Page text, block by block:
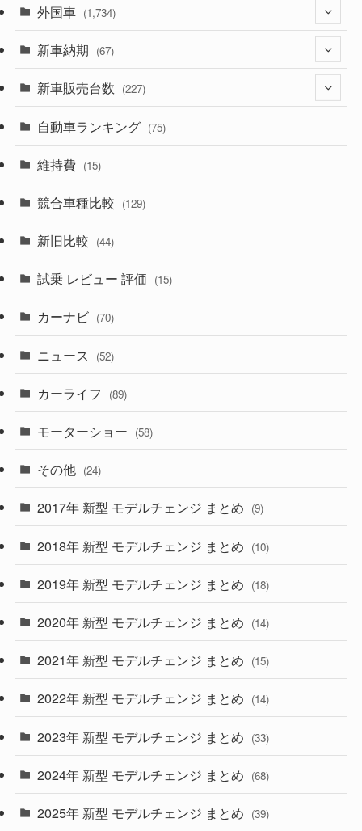
(1,321)
(329)
(526)
(357)
(328)
(194)
(230)
(253)
外国車 (1,734)
(242)
(85)
(84)
(14)
(222)
(50)
(43)
(6)
(9)
(30)
(27)
(58)
(28)
(27)
(26)
(10)
(35)
(10)
(9)
(22)
(4)
(9)
新車納期 (67)
(28)
(8)
(3)
(3)
(5)
(1)
新車販売台数 (227)
(21)
(5)
(7)
自動車ランキング (75)
維持費 (15)
競合車種比較 (129)
新旧比較 (44)
試乗 レビュー 評価 (15)
カーナビ (70)
ニュース (52)
カーライフ (89)
モーターショー (58)
その他 (24)
2017年 新型 モデルチェンジ まとめ (9)
2018年 新型 モデルチェンジ まとめ (10)
2019年 新型 モデルチェンジ まとめ (18)
2020年 新型 モデルチェンジ まとめ (14)
2021年 新型 モデルチェンジ まとめ (15)
2022年 新型 モデルチェンジ まとめ (14)
2023年 新型 モデルチェンジ まとめ (33)
2024年 新型 モデルチェンジ まとめ (68)
2025年 新型 モデルチェンジ まとめ (39)